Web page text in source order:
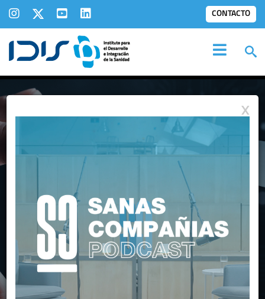
CONTACTO
INFORME NEXO IA START
LA INTEGRACIÓN QUE TRANSFORMA LA
SALUD
CONSULTA EL INFORME
X